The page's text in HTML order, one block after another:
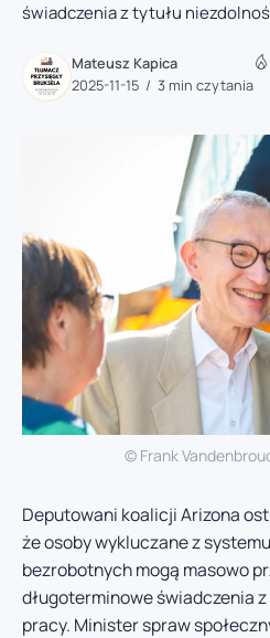
świadczenia z tytułu
Mateusz Kapica
2025-11-15
3 min czytania
© Frank
Deputowani koalicji Arizona
że osoby wykluczane z
bezrobotnych mogą masowo
długoterminowe świadczenia
pracy. Minister spraw